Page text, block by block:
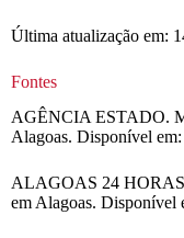
Última atualização em:
Fontes
AGÊNCIA ESTADO.
Alagoas. Disponível em:
ALAGOAS 24
em Alagoas. Disponível